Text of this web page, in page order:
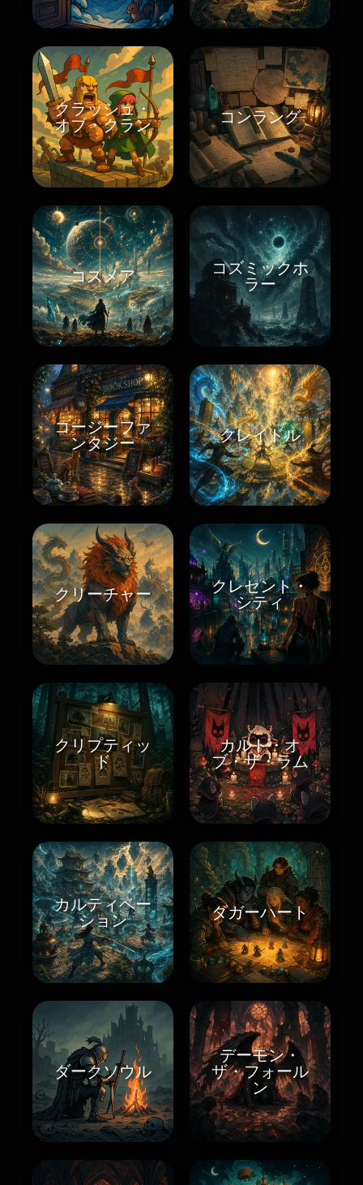
クラッシュ・
オブ・クラン
コンラング
コスメア
コズミックホ
ラー
コージーファ
ンタジー
クレイドル
クリーチャー
クレセント・
シティ
クリプティッ
ド
カルト・オ
ブ・ザ・ラム
カルティベー
ション
ダガーハート
ダークソウル
デーモン・
ザ・フォール
ン